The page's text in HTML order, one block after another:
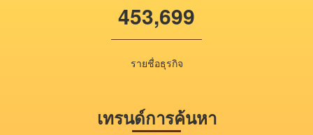
453,699
รายชื่อธุรกิจ
เทรนด์การค้นหา